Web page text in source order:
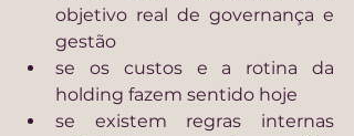
objetivo real de governança e
gestão
se os custos e a rotina da
holding fazem sentido hoje
se existem regras internas